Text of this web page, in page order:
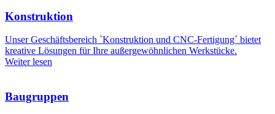
Konstruktion
Unser Geschäftsbereich `Konstruktion und CNC-Fertigung´ bietet
kreative Lösungen für Ihre außergewöhnlichen Werkstücke.
Weiter lesen
Baugruppen